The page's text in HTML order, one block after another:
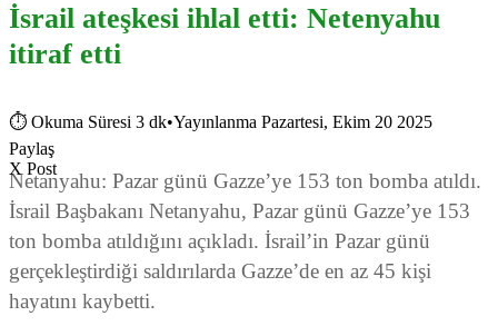
İsrail ateşkesi ihlal etti: Netenyahu
itiraf etti
⏱ Okuma Süresi 3 dk•Yayınlanma Pazartesi, Ekim 20 2025
Paylaş
X Post
Netanyahu: Pazar günü Gazze’ye 153 ton bomba atıldı.
İsrail Başbakanı Netanyahu, Pazar günü Gazze’ye 153
ton bomba atıldığını açıkladı. İsrail’in Pazar günü
gerçekleştirdiği saldırılarda Gazze’de en az 45 kişi
hayatını kaybetti.